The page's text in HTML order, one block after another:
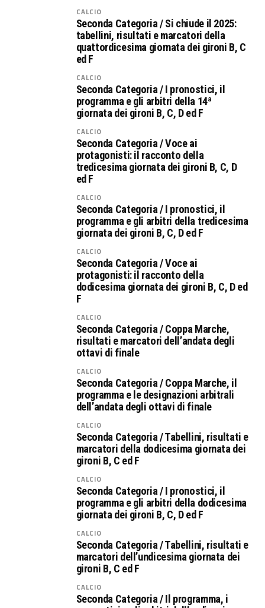
CALCIO
Seconda Categoria / Si chiude il 2025:
tabellini, risultati e marcatori della
quattordicesima giornata dei gironi B, C
ed F
CALCIO
Seconda Categoria / I pronostici, il
programma e gli arbitri della 14ª
giornata dei gironi B, C, D ed F
CALCIO
Seconda Categoria / Voce ai
protagonisti: il racconto della
tredicesima giornata dei gironi B, C, D
ed F
CALCIO
Seconda Categoria / I pronostici, il
programma e gli arbitri della tredicesima
giornata dei gironi B, C, D ed F
CALCIO
Seconda Categoria / Voce ai
protagonisti: il racconto della
dodicesima giornata dei gironi B, C, D ed
F
CALCIO
Seconda Categoria / Coppa Marche,
risultati e marcatori dell’andata degli
ottavi di finale
CALCIO
Seconda Categoria / Coppa Marche, il
programma e le designazioni arbitrali
dell’andata degli ottavi di finale
CALCIO
Seconda Categoria / Tabellini, risultati e
marcatori della dodicesima giornata dei
gironi B, C ed F
CALCIO
Seconda Categoria / I pronostici, il
programma e gli arbitri della dodicesima
giornata dei gironi B, C, D ed F
CALCIO
Seconda Categoria / Tabellini, risultati e
marcatori dell’undicesima giornata dei
gironi B, C ed F
CALCIO
Seconda Categoria / Il programma, i